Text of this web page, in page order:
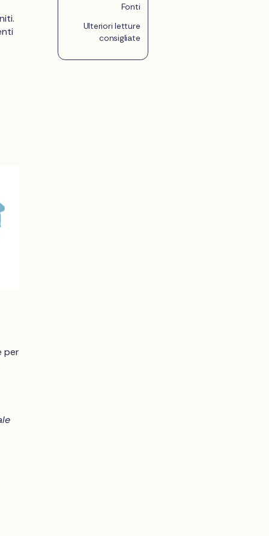
per
Fonti
Ulteriori letture
consigliate